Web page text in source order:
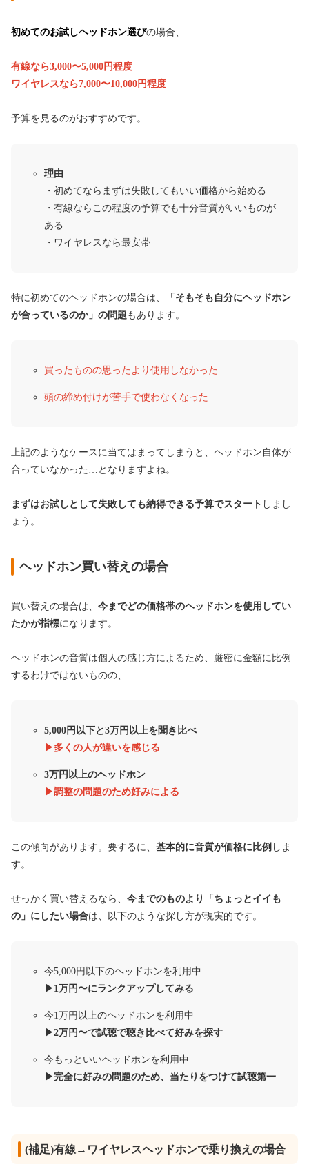
初めてのお試しヘッドホン選びの場合、
有線なら3,000〜5,000円程度
ワイヤレスなら7,000〜10,000円程度
予算を見るのがおすすめです。
理由
・初めてならまずは失敗してもいい価格から始める
・有線ならこの程度の予算でも十分音質がいいものが
ある
・ワイヤレスなら最安帯
特に初めてのヘッドホンの場合は、
「そもそも自分にヘッドホン
が合っているのか」の問題 もあります。
買ったものの思ったより使用しなかった
頭の締め付けが苦手で使わなくなった
上記のようなケースに当てはまってしまうと、ヘッドホン自体が
合っていなかった…となりますよね。
まずはお試しとして失敗しても納得できる予算でスタート しまし
ょう。
ヘッドホン買い替えの場合
買い替えの場合は、 今までどの価格帯のヘッドホンを使用してい
たかが指標になります。
ヘッドホンの音質は個人の感じ方によるため、厳密に金額に比例
するわけではないものの、
5,000円以下と3万円以上を聞き比べ
▶︎多くの人が違いを感じる
3万円以上のヘッドホン
▶︎調整の問題のため好みによる
この傾向があります。要するに、 基本的に音質が価格に比例 しま
す。
せっかく買い替えるなら、 今までのものより「ちょっとイイも
の」にしたい場合は、以下のような探し方が現実的です。
今5,000円以下のヘッドホンを利用中
▶︎1万円〜にランクアップしてみる
今1万円以上のヘッドホンを利用中
▶︎2万円〜で試聴で聴き比べて好みを探す
今もっといいヘッドホンを利用中
▶︎完全に好みの問題のため、当たりをつけて試聴第一
(補足)有線→ワイヤレスヘッドホンで乗り換えの場合